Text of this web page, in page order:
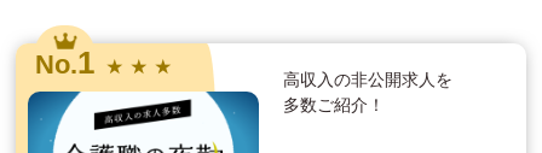
No.1 ★ ★ ★
高収入の非公開求人を
多数ご紹介！